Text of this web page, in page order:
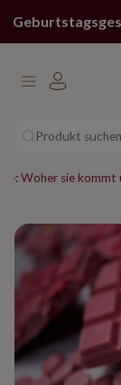
Produkt suchen
Woher sie kommt